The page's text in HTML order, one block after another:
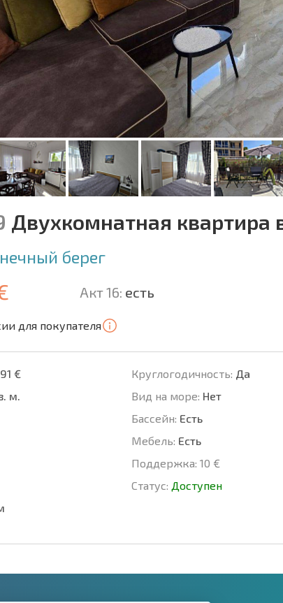
Двухкомнатная квартира
берег
Акт 16: есть
для покупателя
€
м.
Круглогодичность: Да
Вид на море: Нет
Басcейн: Есть
Мебель: Есть
Поддержка: 10 €
Статус: Доступен